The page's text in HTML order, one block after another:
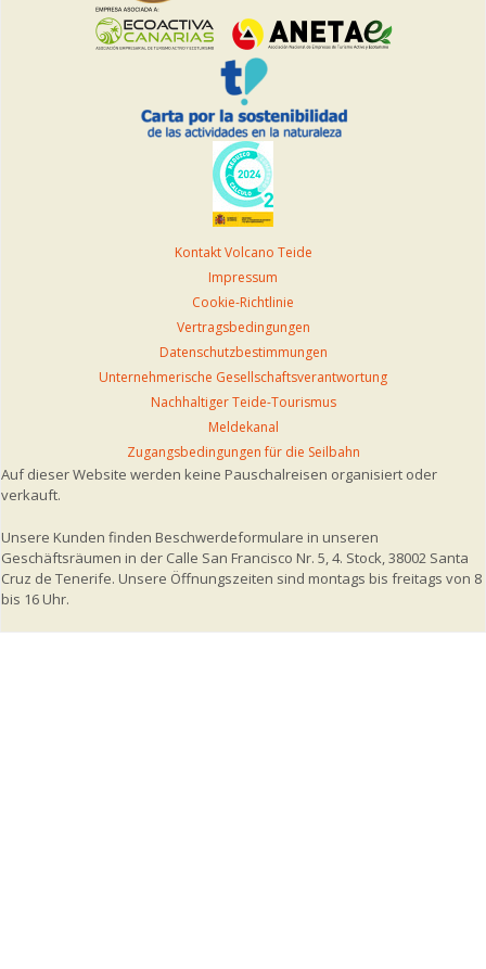
Kontakt Volcano Teide
Impressum
Cookie-Richtlinie
Vertragsbedingungen
Datenschutzbestimmungen
Unternehmerische Gesellschaftsverantwortung
Nachhaltiger Teide-Tourismus
Meldekanal
Zugangsbedingungen für die Seilbahn
Auf dieser Website werden keine Pauschalreisen organisiert oder
verkauft.
Unsere Kunden finden Beschwerdeformulare in unseren
Geschäftsräumen in der Calle San Francisco Nr. 5, 4. Stock, 38002 Santa
Cruz de Tenerife. Unsere Öffnungszeiten sind montags bis freitags von 8
bis 16 Uhr.